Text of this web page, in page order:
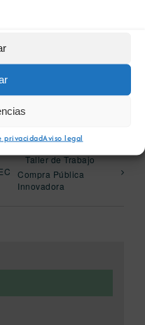
privacidadAviso legal
en su red Social
Correo
Taller de Trabajo
Compra Pública
Innovadora